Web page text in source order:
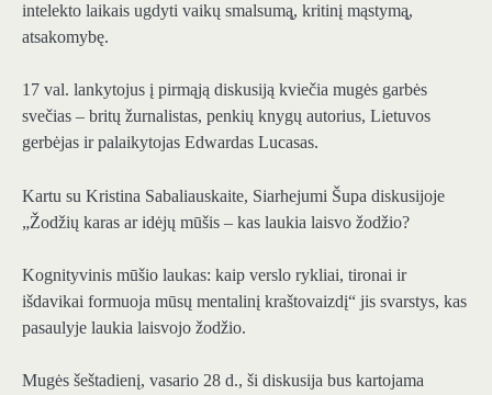
intelekto laikais ugdyti vaikų smalsumą̨, kritinį mąstymą̨,
atsakomybę.
17 val. lankytojus į pirmąją diskusiją kviečia mugės garbės
svečias – britų žurnalistas, penkių knygų autorius, Lietuvos
gerbėjas ir palaikytojas Edwardas Lucasas.
Kartu su Kristina Sabaliauskaite, Siarhejumi Šupa diskusijoje
„Žodžių karas ar idėjų mūšis – kas laukia laisvo žodžio?
Kognityvinis mūšio laukas: kaip verslo rykliai, tironai ir
išdavikai formuoja mūsų mentalinį kraštovaizdį“ jis svarstys, kas
pasaulyje laukia laisvojo žodžio.
Mugės šeštadienį, vasario 28 d., ši diskusija bus kartojama